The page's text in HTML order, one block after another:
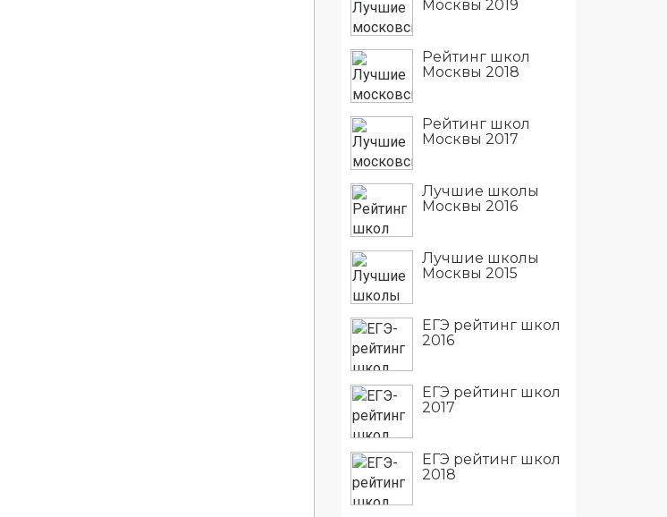
Москвы 2019
Рейтинг школ
Москвы 2018
Рейтинг школ
Москвы 2017
Лучшие школы
Москвы 2016
Лучшие школы
Москвы 2015
ЕГЭ рейтинг школ
2016
ЕГЭ рейтинг школ
2017
ЕГЭ рейтинг школ
2018